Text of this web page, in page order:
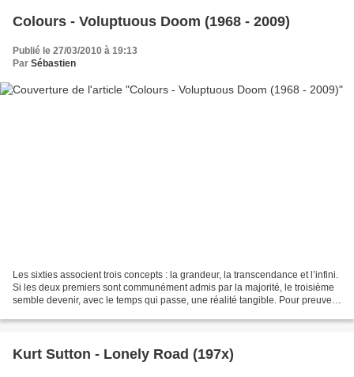
Colours - Voluptuous Doom (1968 - 2009)
Publié le 27/03/2010 à 19:13
Par Sébastien
Les sixties associent trois concepts : la grandeur, la transcendance et l’infini.
Si les deux premiers sont communément admis par la majorité, le troisième
semble devenir, avec le temps qui passe, une réalité tangible. Pour preuve,
Kurt Sutton - Lonely Road (197x)